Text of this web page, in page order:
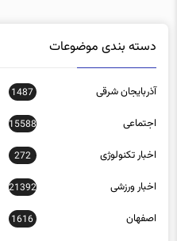
دسته بندی موضوعات
آذربایجان شرقی 1487
اجتماعی 15588
اخبار تکنولوژی 272
اخبار ورزشی 21392
اصفهان 1616